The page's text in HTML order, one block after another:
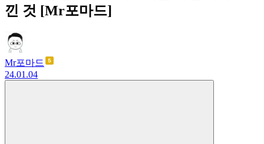
낀 것 [Mr포마드]
Mr포마드
24.01.04